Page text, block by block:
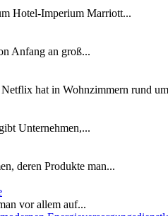
Hotel-Imperium Marriott...
Anfang an groß...
hat in Wohnzimmern rund
Unternehmen,...
deren Produkte man...
vor allem auf...